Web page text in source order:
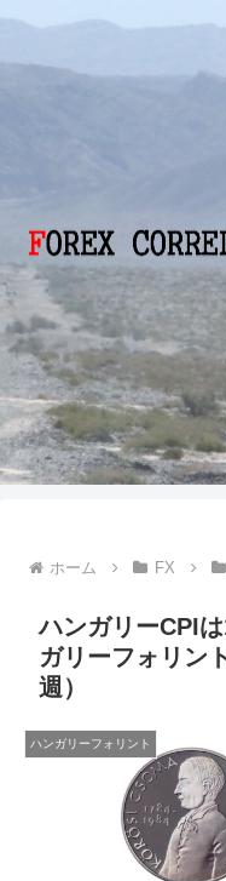
ホーム FX
ハンガリー
ガリーフォリン
週）
ハンガリーフォリント